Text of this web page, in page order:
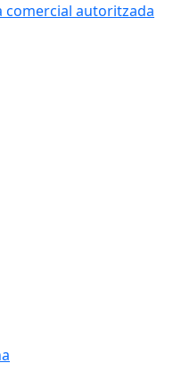
comercial autoritzada